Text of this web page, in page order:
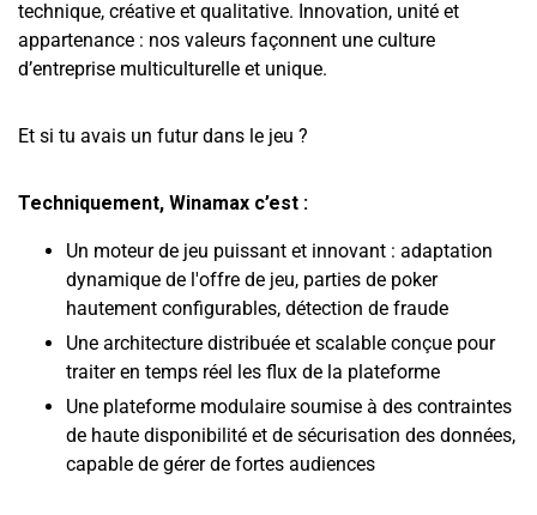
technique, créative et qualitative. Innovation, unité et
appartenance : nos valeurs façonnent une culture
d’entreprise multiculturelle et unique.
Et si tu avais un futur dans le jeu ?
Techniquement, Winamax c’est :
Un moteur de jeu puissant et innovant : adaptation
dynamique de l'offre de jeu, parties de poker
hautement configurables, détection de fraude
Une architecture distribuée et scalable conçue pour
traiter en temps réel les flux de la plateforme
Une plateforme modulaire soumise à des contraintes
de haute disponibilité et de sécurisation des données,
capable de gérer de fortes audiences